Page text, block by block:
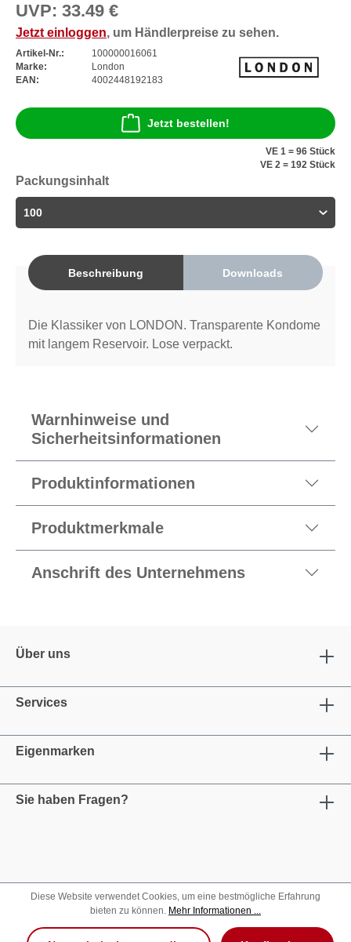
UVP: 33.49 €
Jetzt einloggen, um Händlerpreise zu sehen.
Artikel-Nr.:
100000016061
Marke:
London
EAN:
4002448192183
Jetzt bestellen!
VE 1 = 96 Stück
VE 2 = 192 Stück
Packungsinhalt
Beschreibung Downloads
Die Klassiker von LONDON. Transparente Kondome
mit langem Reservoir. Lose verpackt.
Warnhinweise und
Sicherheitsinformationen
Produktinformationen
Produktmerkmale
Anschrift des Unternehmens
Über uns
Services
Eigenmarken
Sie haben Fragen?
Diese Website verwendet Cookies, um eine bestmögliche Erfahrung
bieten zu können. Mehr Informationen ...